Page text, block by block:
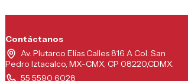
Contáctanos
Av. Plutarco Elías Calles 816 A Col. San
Pedro Iztacalco, MX-CMX, CP 08220,CDMX.
55 5590 6028